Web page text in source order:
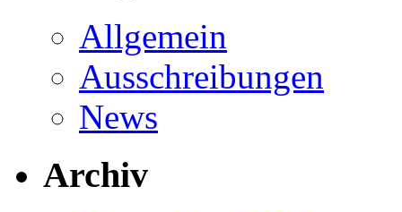
Allgemein
Ausschreibungen
News
Archiv